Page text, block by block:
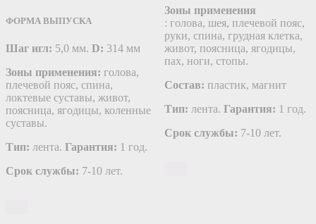
ФОРМА ВЫПУСКА
Шаг игл: 5,0 мм. D: 314 мм
Зоны применения: голова,
плечевой пояс, спина,
локтевые суставы, живот,
поясница, ягодицы, коленные
суставы.
Тип: лента. Гарантия: 1 год.
Срок службы: 7-10 лет.
Зоны применения
: голова, шея, плечевой пояс,
руки, спина, грудная клетка,
живот, поясница, ягодицы,
пах, ноги, стопы.
Состав: пластик, магнит
Тип: лента. Гарантия: 1 год.
Срок службы: 7-10 лет.